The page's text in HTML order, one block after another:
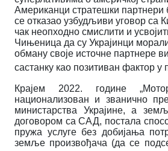
Американци стратешки партнери
се отказао узбудљиви уговор са
чак неопходно смислити и
Чињеница да су Украјинци
обману своје источне партнере
састанку као позитиван фактор у
Крајем 2022. године
национализован и званично
министарства Украјине, а
договором са САД, постала
пружа услуге без добијања
земље произвођача (да се